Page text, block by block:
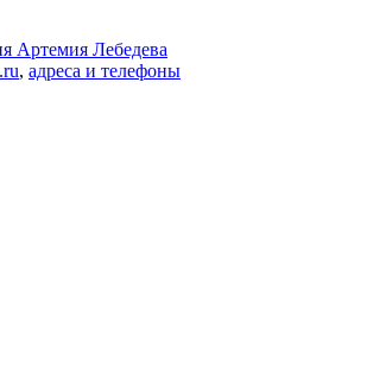
Артемия Лебедева
, адреса и телефоны